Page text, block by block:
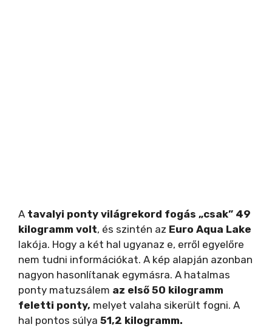
A tavalyi ponty világrekord fogás „csak” 49
kilogramm volt, és szintén az Euro Aqua Lake
lakója. Hogy a két hal ugyanaz e, erről egyelőre
nem tudni információkat. A kép alapján azonban
nagyon hasonlítanak egymásra. A hatalmas
ponty matuzsálem az első 50 kilogramm
feletti ponty, melyet valaha sikerült fogni. A
hal pontos súlya 51,2 kilogramm.